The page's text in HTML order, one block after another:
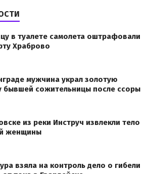
в туалете самолета оштрафовали
Храброво
мужчина украл золотую
бывшей сожительницы после ссоры
из реки Инструч извлекли тело
женщины
взяла на контроль дело о гибели